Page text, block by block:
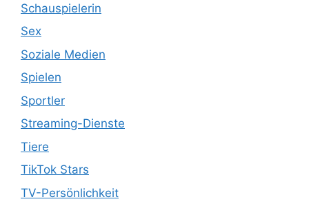
Schauspielerin
Sex
Soziale Medien
Spielen
Sportler
Streaming-Dienste
Tiere
TikTok Stars
TV-Persönlichkeit